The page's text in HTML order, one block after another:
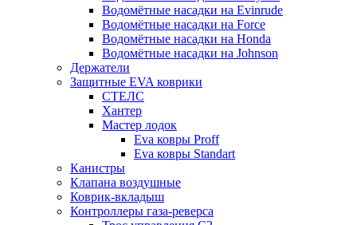
Водомётные насадки на Evinrude
Водомётные насадки на Force
Водомётные насадки на Honda
Водомётные насадки на Johnson
Держатели
Защитные EVA коврики
СТЕЛС
Хантер
Мастер лодок
Eva ковры Proff
Eva ковры Standart
Канистры
Клапана воздушные
Коврик-вкладыш
Контроллеры газа-реверса